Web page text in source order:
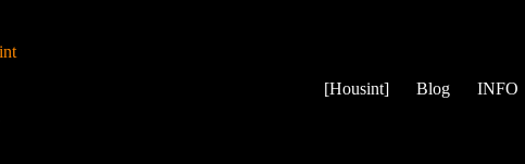
[Housint] Blog INFO